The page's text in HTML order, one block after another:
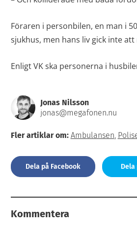
Föraren i personbilen, en man i
sjukhus, men hans liv gick inte
Enligt VK ska personerna i
Jonas Nilsson
jonas@megafonen.nu
Fler artiklar om: Ambulansen,
Dela på Facebook
Kommentera